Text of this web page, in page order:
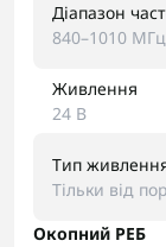
Діапазон
840–1010 МГц
Живлення
24 В
Тип
Тільки від
Окопний РЕБ